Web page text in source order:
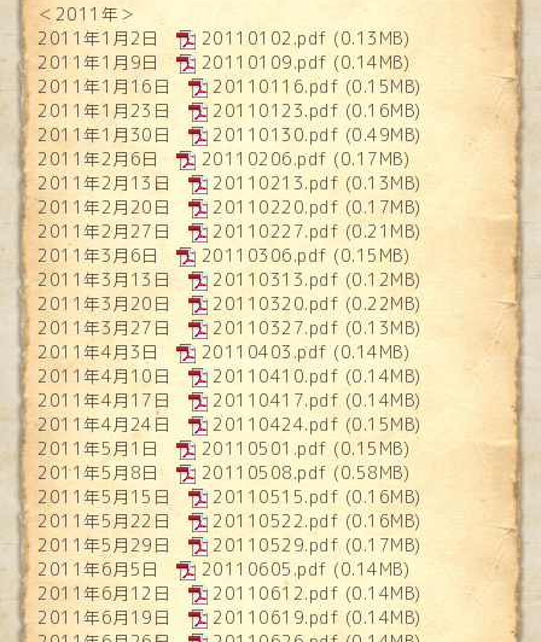
＜2011年＞
2011年1月2日
20110102.pdf (0.13MB)
2011年1月9日
20110109.pdf (0.14MB)
2011年1月16日
20110116.pdf (0.15MB)
2011年1月23日
20110123.pdf (0.16MB)
2011年1月30日
20110130.pdf (0.49MB)
2011年2月6日
20110206.pdf (0.17MB)
2011年2月13日
20110213.pdf (0.13MB)
2011年2月20日
20110220.pdf (0.17MB)
2011年2月27日
20110227.pdf (0.21MB)
2011年3月6日
20110306.pdf (0.15MB)
2011年3月13日
20110313.pdf (0.12MB)
2011年3月20日
20110320.pdf (0.22MB)
2011年3月27日
20110327.pdf (0.13MB)
2011年4月3日
20110403.pdf (0.14MB)
2011年4月10日
20110410.pdf (0.14MB)
2011年4月17日
20110417.pdf (0.14MB)
2011年4月24日
20110424.pdf (0.15MB)
2011年5月1日
20110501.pdf (0.15MB)
2011年5月8日
20110508.pdf (0.58MB)
2011年5月15日
20110515.pdf (0.16MB)
2011年5月22日
20110522.pdf (0.16MB)
2011年5月29日
20110529.pdf (0.17MB)
2011年6月5日
20110605.pdf (0.14MB)
2011年6月12日
20110612.pdf (0.14MB)
2011年6月19日
20110619.pdf (0.14MB)